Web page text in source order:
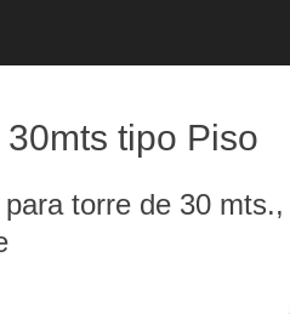
tipo Piso
torre de 30